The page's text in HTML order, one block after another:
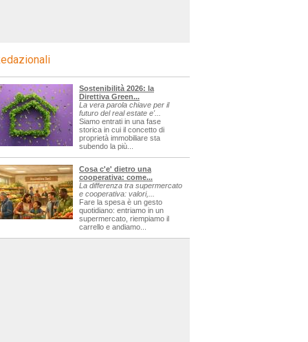
Sostenibilità 2026: la
Direttiva Green...
La vera parola chiave per il
futuro del real estate e'...
Siamo entrati in una fase
storica in cui il concetto di
proprietà immobiliare sta
subendo la più...
Cosa c'e' dietro una
cooperativa: come...
La differenza tra supermercato
e cooperativa: valori,...
Fare la spesa è un gesto
quotidiano: entriamo in un
supermercato, riempiamo il
carrello e andiamo...